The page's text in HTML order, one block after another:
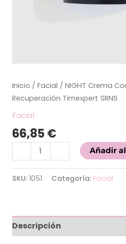
Inicio / Facial / NIGHT Crema
Recuperación Timexpert SRNS
Facial
66,85€
Añadir
SKU: 1051 Categoría: Facial
Descripción